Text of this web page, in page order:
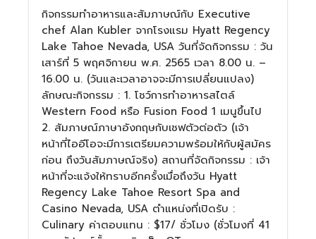
กิจกรรมทำอาหารและสัมภาษณ์กับ Executive
chef Alan Kubler จากโรงแรม Hyatt Regency
Lake Tahoe Nevada, USA วันที่จัดกิจกรรม : วัน
เสาร์ที่ 5 พฤศจิกายน พ.ศ. 2565 เวลา 8.00 น. –
16.00 น. (วันและเวลาอาจจะมีการเปลี่ยนแปลง)
ลักษณะกิจกรรม : 1. โชว์การทำอาหารสไตล์
Western Food หรือ Fusion Food 1 เมนูขึ้นไป
2. สัมภาษณ์ภาษาอังกฤษกับเชฟตัวต่อตัว (เจ้า
หน้าที่ไออีโอจะมีการเตรียมความพร้อมให้กับผู้สมัคร
ก่อน ถึงวันสัมภาษณ์จริง) สถานที่จัดกิจกรรม : เจ้า
หน้าที่จะแจ้งให้ทราบอีกครั้งเมื่อถึงวัน Hyatt
Regency Lake Tahoe Resort Spa and
Casino Nevada, USA ตำแหน่งที่เปิดรับ :
Culinary ค่าตอบแทน : $17/ ชั่วโมง (ชั่วโมงที่ 41